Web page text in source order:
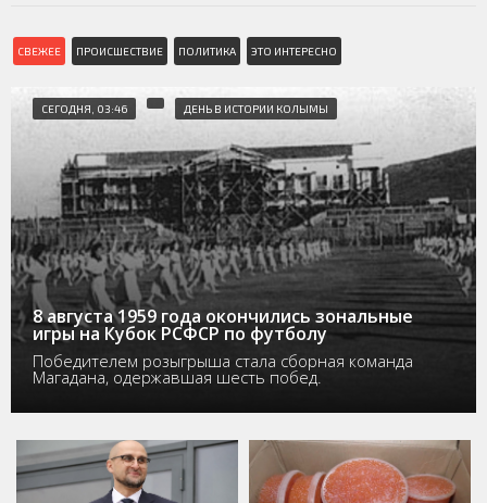
СВЕЖЕЕ ПРОИСШЕСТВИЕ ПОЛИТИКА ЭТО ИНТЕРЕСНО
СЕГОДНЯ, 03:46 ДЕНЬ В ИСТОРИИ КОЛЫМЫ
8 августа 1959 года окончились зональные
игры на Кубок РСФСР по футболу
Победителем розыгрыша стала сборная команда
Магадана, одержавшая шесть побед.